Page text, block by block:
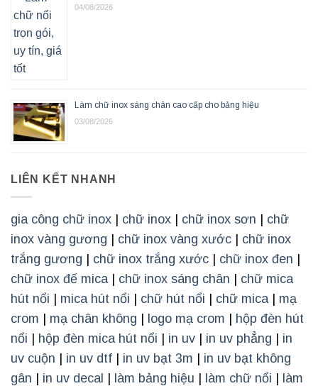
04/08/2026
Làm chữ inox sáng chân cao cấp cho bảng hiệu
03/08/2026
LIÊN KẾT NHANH
gia công chữ inox | chữ inox | chữ inox sơn | chữ
inox vàng gương | chữ inox vàng xước | chữ inox
trắng gương | chữ inox trắng xước | chữ inox đen |
chữ inox đế mica | chữ inox sáng chân | chữ mica
hút nổi | mica hút nổi | chữ hút nổi | chữ mica | mạ
crom | mạ chân không | logo mạ crom | hộp đèn hút
nổi | hộp đèn mica hút nổi | in uv | in uv phẳng | in
uv cuộn | in uv dtf | in uv bạt 3m | in uv bạt không
gân | in uv decal | làm bảng hiệu | làm chữ nổi | làm